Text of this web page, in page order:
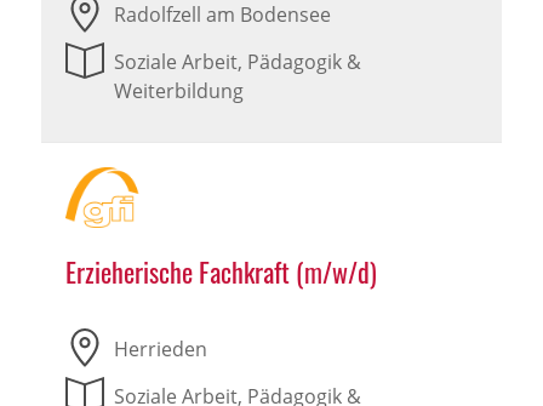
Radolfzell am Bodensee
Soziale Arbeit, Pädagogik &
Weiterbildung
Erzieherische Fachkraft (m/w/d)
Herrieden
Soziale Arbeit, Pädagogik &